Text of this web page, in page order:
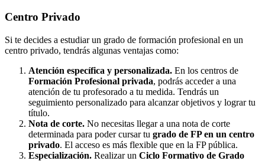
Centro Privado
Si te decides a estudiar un grado de formación profesional en un
centro privado, tendrás algunas ventajas como:
Atención específica y personalizada. En los centros de
Formación Profesional privada, podrás acceder a una
atención de tu profesorado a tu medida. Tendrás un
seguimiento personalizado para alcanzar objetivos y lograr tu
título.
Nota de corte. No necesitas llegar a una nota de corte
determinada para poder cursar tu grado de FP en un centro
privado. El acceso es más flexible que en la FP pública.
Especialización. Realizar un Ciclo Formativo de Grado